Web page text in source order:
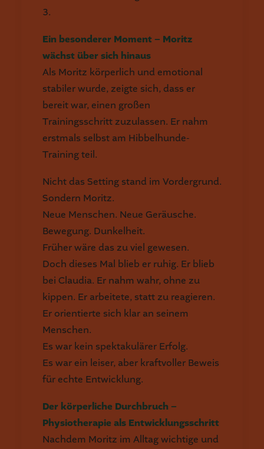
3.
Ein besonderer Moment – Moritz
wächst über sich hinaus
Als Moritz körperlich und emotional
stabiler wurde, zeigte sich, dass er
bereit war, einen großen
Trainingsschritt zuzulassen. Er nahm
erstmals selbst am Hibbelhunde-
Training teil.
Nicht das Setting stand im Vordergrund.
Sondern Moritz.
Neue Menschen. Neue Geräusche.
Bewegung. Dunkelheit.
Früher wäre das zu viel gewesen.
Doch dieses Mal blieb er ruhig. Er blieb
bei Claudia. Er nahm wahr, ohne zu
kippen. Er arbeitete, statt zu reagieren.
Er orientierte sich klar an seinem
Menschen.
Es war kein spektakulärer Erfolg.
Es war ein leiser, aber kraftvoller Beweis
für echte Entwicklung.
Der körperliche Durchbruch –
Physiotherapie als Entwicklungsschritt
Nachdem Moritz im Alltag wichtige und